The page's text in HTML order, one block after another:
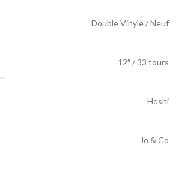
Double Vinyle / Neuf
12″ / 33 tours
Hoshi
Jo & Co